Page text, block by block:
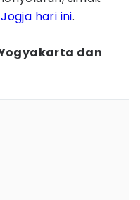
Jogja hari ini.
dan